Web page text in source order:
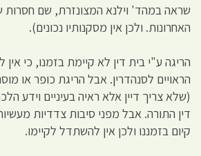
שראה במהד' וילנא המצונזרת, שם
האחרונות. ולכן אין מסקנותיו נכונים).
הריגה ע"י בית דין לא קיימת בזמנו, כי אין
הראויים לסנהדרין. אבל הריגת כופר או
(שלא צריך דיין אלא ראיה בעיניים וידע
דין התורה. אבל מפני סיבות צדדיות
קיום בזמננו ולכן אין להשתדל לקיימו.